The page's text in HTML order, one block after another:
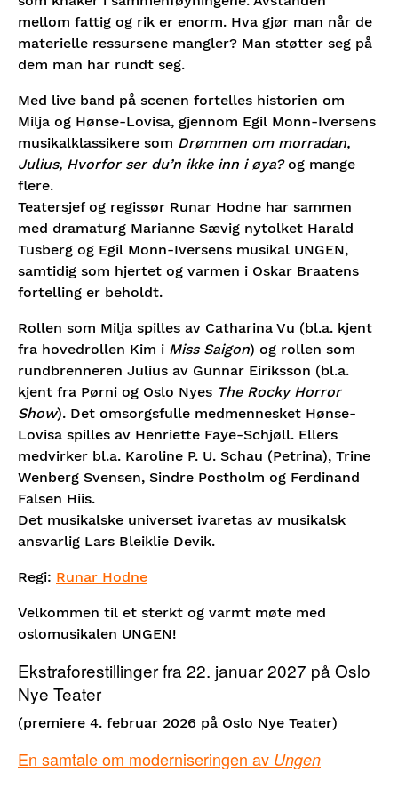
mellom fattig og rik er enorm. Hva gjør man når de
materielle ressursene mangler? Man støtter seg på
dem man har rundt seg.
Med live band på scenen fortelles historien om
Milja og Hønse-Lovisa, gjennom Egil Monn-Iversens
musikalklassikere som Drømmen om morradan,
Julius, Hvorfor ser du’n ikke inn i øya?og mange
flere.
Teatersjef og regissør Runar Hodne har sammen
med dramaturg Marianne Sævig nytolket Harald
Tusberg og Egil Monn-Iversens musikal UNGEN,
samtidig som hjertet og varmen i Oskar Braatens
fortelling er beholdt.
Rollen som Milja spilles av Catharina Vu (bl.a. kjent
fra hovedrollen Kim i Miss Saigon) og rollen som
rundbrenneren Julius av Gunnar Eiriksson (bl.a.
kjent fra Pørni og Oslo Nyes The Rocky Horror
Show). Det omsorgsfulle medmennesket Hønse-
Lovisa spilles av Henriette Faye-Schjøll. Ellers
medvirker bl.a. Karoline P. U. Schau (Petrina), Trine
Wenberg Svensen, Sindre Postholm og Ferdinand
Falsen Hiis.
Det musikalske universet ivaretas av musikalsk
ansvarlig Lars Bleiklie Devik.
Regi: Runar Hodne
Velkommen til et sterkt og varmt møte med
oslomusikalen UNGEN!
Ekstraforestillinger fra 22. januar 2027 på Oslo
Nye Teater
(premiere 4. februar 2026 på Oslo Nye Teater)
En samtale om moderniseringen av Ungen